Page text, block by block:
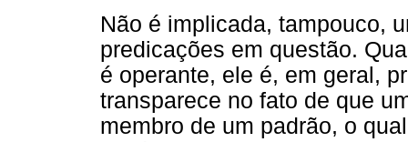
Não é implicada, tampouco,
predicações em questão.
é operante, ele é, em geral,
transparece no fato de que
membro de um padrão, o